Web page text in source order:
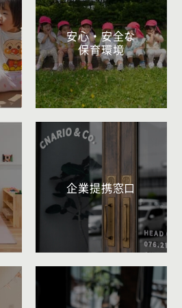
安心・安全な
保育環境
企業提携窓口